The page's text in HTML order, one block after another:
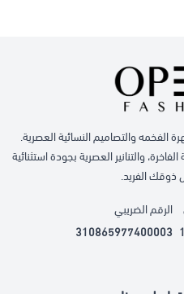
الفخمه والتصاميم النسائية العصرية.
والتنانير العصرية بجودة استثنائية
ذوقك الفريد.
الرقم الضريبي
310865977400003